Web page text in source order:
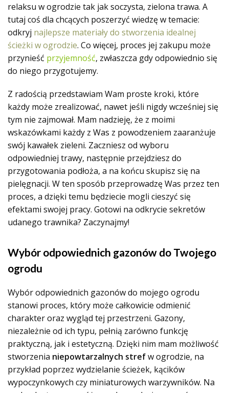
relaksu w ogrodzie tak jak soczysta, zielona trawa. A
tutaj coś dla chcących poszerzyć wiedzę w temacie:
odkryj najlepsze materiały do stworzenia idealnej
ścieżki w ogrodzie. Co więcej, proces jej zakupu może
przynieść przyjemność, zwłaszcza gdy odpowiednio się
do niego przygotujemy.
Z radością przedstawiam Wam proste kroki, które
każdy może zrealizować, nawet jeśli nigdy wcześniej się
tym nie zajmował. Mam nadzieję, że z moimi
wskazówkami każdy z Was z powodzeniem zaaranżuje
swój kawałek zieleni. Zaczniesz od wyboru
odpowiedniej trawy, następnie przejdziesz do
przygotowania podłoża, a na końcu skupisz się na
pielęgnacji. W ten sposób przeprowadzę Was przez ten
proces, a dzięki temu będziecie mogli cieszyć się
efektami swojej pracy. Gotowi na odkrycie sekretów
udanego trawnika? Zaczynajmy!
Wybór odpowiednich gazonów do Twojego
ogrodu
Wybór odpowiednich gazonów do mojego ogrodu
stanowi proces, który może całkowicie odmienić
charakter oraz wygląd tej przestrzeni. Gazony,
niezależnie od ich typu, pełnią zarówno funkcję
praktyczną, jak i estetyczną. Dzięki nim mam możliwość
stworzenia niepowtarzalnych strefw ogrodzie, na
przykład poprzez wydzielanie ścieżek, kącików
wypoczynkowych czy miniaturowych warzywników. Na